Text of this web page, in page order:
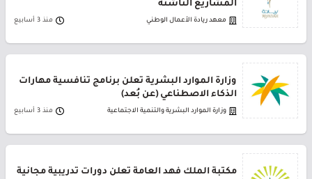
المشاريع الناشئة
معهد ريادة الأعمال الوطني منذ 3 أسابيع
وزارة الموارد البشرية تعلن برنامج تنافسية مهارات
الذكاء الاصطناعي (عن بُعد)
وزارة الموارد البشرية والتنمية الاجتماعية منذ 3 أسابيع
مكتبة الملك فهد العامة تعلن دورات تدريبية مجانية